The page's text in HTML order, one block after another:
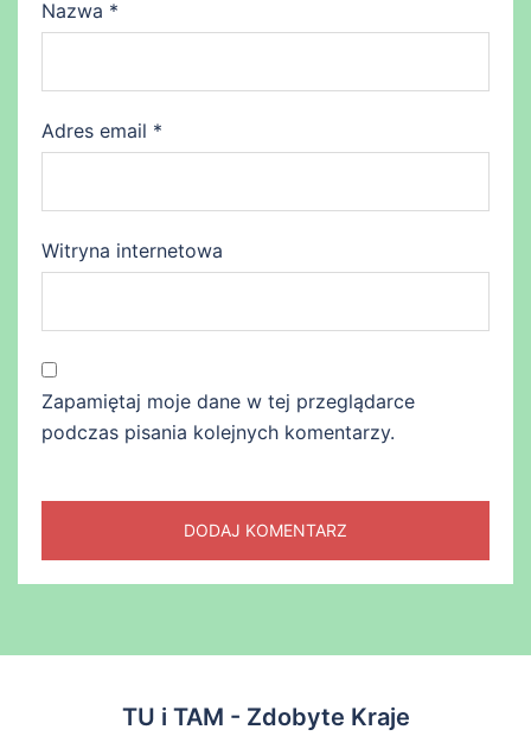
Nazwa *
Adres email *
Witryna internetowa
Zapamiętaj moje dane w tej przeglądarce
podczas pisania kolejnych komentarzy.
TU i TAM - Zdobyte Kraje